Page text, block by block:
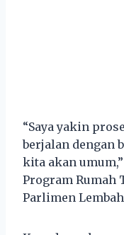
“Saya yakin
berjalan dengan
kita akan
Program Rumah
Parlimen